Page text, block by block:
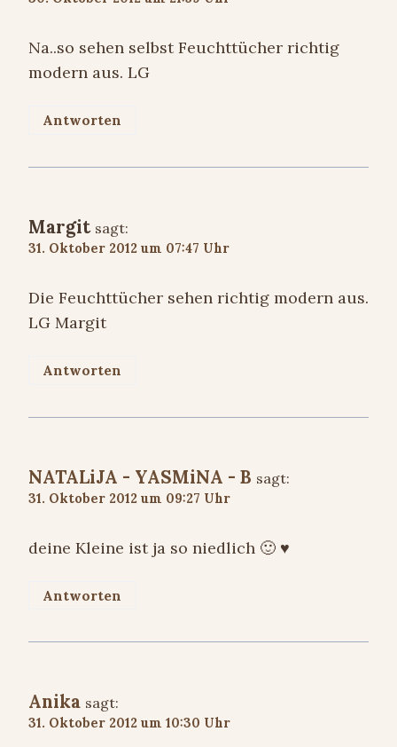
Na..so sehen selbst Feuchttücher richtig
modern aus. LG
Antworten
Margit sagt:
31. Oktober 2012 um 07:47 Uhr
Die Feuchttücher sehen richtig modern aus.
LG Margit
Antworten
NATALiJA - YASMiNA - B sagt:
31. Oktober 2012 um 09:27 Uhr
deine Kleine ist ja so niedlich 🙂 ♥
Antworten
Anika sagt:
31. Oktober 2012 um 10:30 Uhr